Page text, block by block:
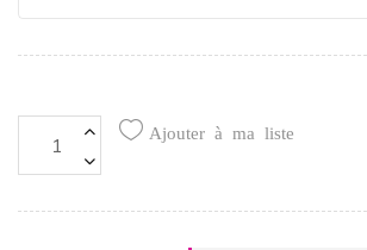
Ajouter à ma liste